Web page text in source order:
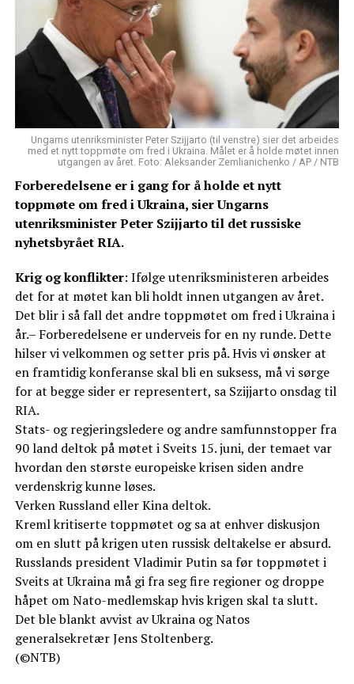
Ungarns utenriksminister Peter Szijjarto (til venstre) sier det arbeides
med et nytt toppmøte om fred i Ukraina. Målet er å holde møtet innen
utgangen av året. Foto: Aleksander Zemlianichenko / AP / NTB
Forberedelsene er i gang for å holde et nytt
toppmøte om fred i Ukraina, sier Ungarns
utenriksminister Peter Szijjarto til det russiske
nyhetsbyrået RIA.
Krig og konflikter: Ifølge utenriksministeren arbeides
det for at møtet kan bli holdt innen utgangen av året.
Det blir i så fall det andre toppmøtet om fred i Ukraina i
år.– Forberedelsene er underveis for en ny runde. Dette
hilser vi velkommen og setter pris på. Hvis vi ønsker at
en framtidig konferanse skal bli en suksess, må vi sørge
for at begge sider er representert, sa Szijjarto onsdag til
RIA.
Stats- og regjeringsledere og andre samfunnstopper fra
90 land deltok på møtet i Sveits 15. juni, der temaet var
hvordan den største europeiske krisen siden andre
verdenskrig kunne løses.
Verken Russland eller Kina deltok.
Kreml kritiserte toppmøtet og sa at enhver diskusjon
om en slutt på krigen uten russisk deltakelse er absurd.
Russlands president Vladimir Putin sa før toppmøtet i
Sveits at Ukraina må gi fra seg fire regioner og droppe
håpet om Nato-medlemskap hvis krigen skal ta slutt.
Det ble blankt avvist av Ukraina og Natos
generalsekretær Jens Stoltenberg.
(©NTB)